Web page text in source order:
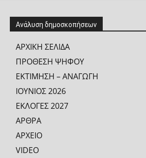
Ανάλυση δημοσκοπήσεων
ΑΡΧΙΚΗ ΣΕΛΙΔΑ
ΠΡΟΘΕΣΗ ΨΗΦΟΥ
ΕΚΤΙΜΗΣΗ – ΑΝΑΓΩΓΗ
ΙΟΥΝΙΟΣ 2026
ΕΚΛΟΓΕΣ 2027
ΑΡΘΡΑ
ΑΡΧΕΙΟ
VIDEO